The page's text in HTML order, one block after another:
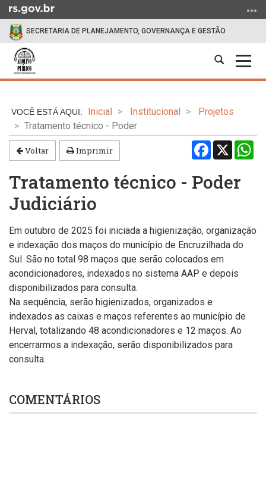
para
conteúdo
para
menu
para
busca
SECRETARIA DE PLANEJAMENTO, GOVERNANÇA E GESTÃO
Abrir
conteúdo
Inicial Institucional
Projetos
Tratamento técnico - Poder
Voltar Imprimir Facebook
X
Tratamento técnico - Poder
Judiciário
Em outubro de 2025 foi iniciada a higienização, organização
e indexação dos maços do município de Encruzilhada do
Sul. São no total 98 maços que serão colocados em
acondicionadores, indexados no sistema AAP e depois
disponibilizados para consulta.
Na sequência, serão higienizados, organizados e
indexados as caixas e maços referentes ao município de
Herval, totalizando 48 acondicionadores e 12 maços. Ao
encerrarmos a indexação, serão disponibilizados para
consulta.
COMENTÁRIOS